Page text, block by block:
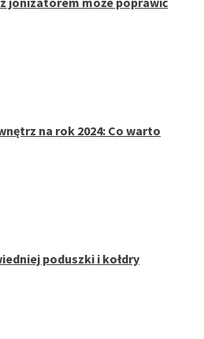
na rok 2024: Co warto
poduszki i kołdry